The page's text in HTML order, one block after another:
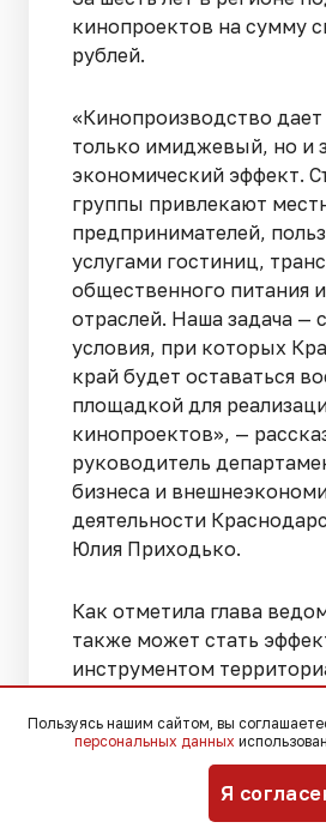
кинопроектов на сумму
рублей.
«Кинопроизводство дает
только имиджевый, но и
экономический эффект.
группы привлекают
предпринимателей,
услугами гостиниц,
общественного питания
отраслей. Наша задача —
условия, при которых
край будет оставаться
площадкой для
кинопроектов», —
руководитель
бизнеса и
деятельности
Юлия Приходько.
Как отметила глава
также может стать
инструментом
популяризации курортов
Краснодарского края —
Красной Поляны до
Пользуясь нашим сайтом, вы
персональных данных
Я